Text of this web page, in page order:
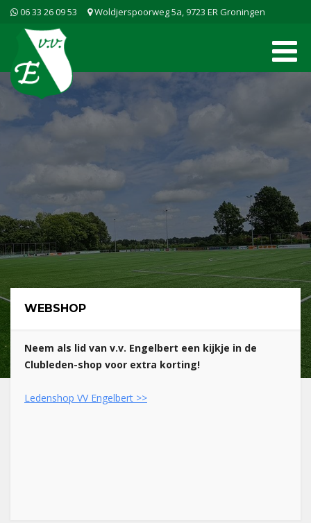
06 33 26 09 53 Woldjerspoorweg 5a, 9723 ER Groningen
WEBSHOP
Neem als lid van v.v. Engelbert een kijkje in de
Clubleden-shop voor extra korting!
Ledenshop VV Engelbert >>